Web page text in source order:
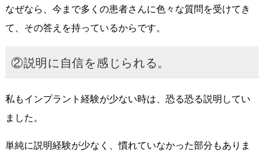
なぜなら、今まで多くの患者さんに色々な質問を受けてき
て、その答えを持っているからです。
②説明に自信を感じられる。
私もインプラント経験が少ない時は、恐る恐る説明してい
ました。
単純に説明経験が少なく、慣れていなかった部分もありま